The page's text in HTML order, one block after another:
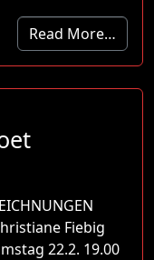
Read More…
Fiebig
22.2. 19.00